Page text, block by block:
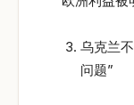
乌克兰
问题”